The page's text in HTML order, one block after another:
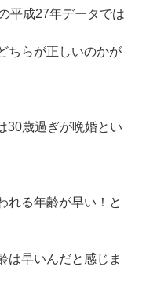
平成27年データでは
ちらが正しいのかが
30歳過ぎが晩婚とい
れる年齢が早い！と
は早いんだと感じま